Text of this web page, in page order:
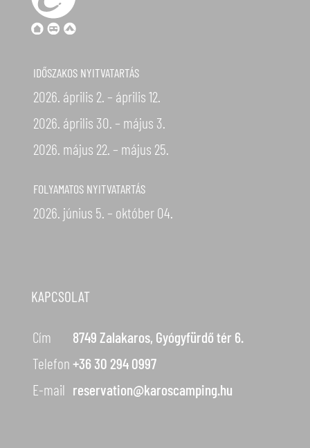
IDŐSZAKOS NYITVATARTÁS
2026. április 2. – április 12.
2026. április 30. – május 3.
2026. május 22. – május 25.
FOLYAMATOS NYITVATARTÁS
2026. június 5. – október 04.
KAPCSOLAT
Cím
8749 Zalakaros, Gyógyfürdő tér 6.
Telefon+36 30 294 0997
E-mail reservation@karoscamping.hu